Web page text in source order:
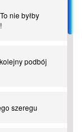
nie byłby
podbój
szeregu